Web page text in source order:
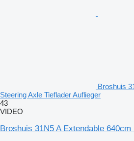
Broshuis
Steering Axle Tieflader Auflieger
43
VIDEO
Broshuis 31N5 A Extendable